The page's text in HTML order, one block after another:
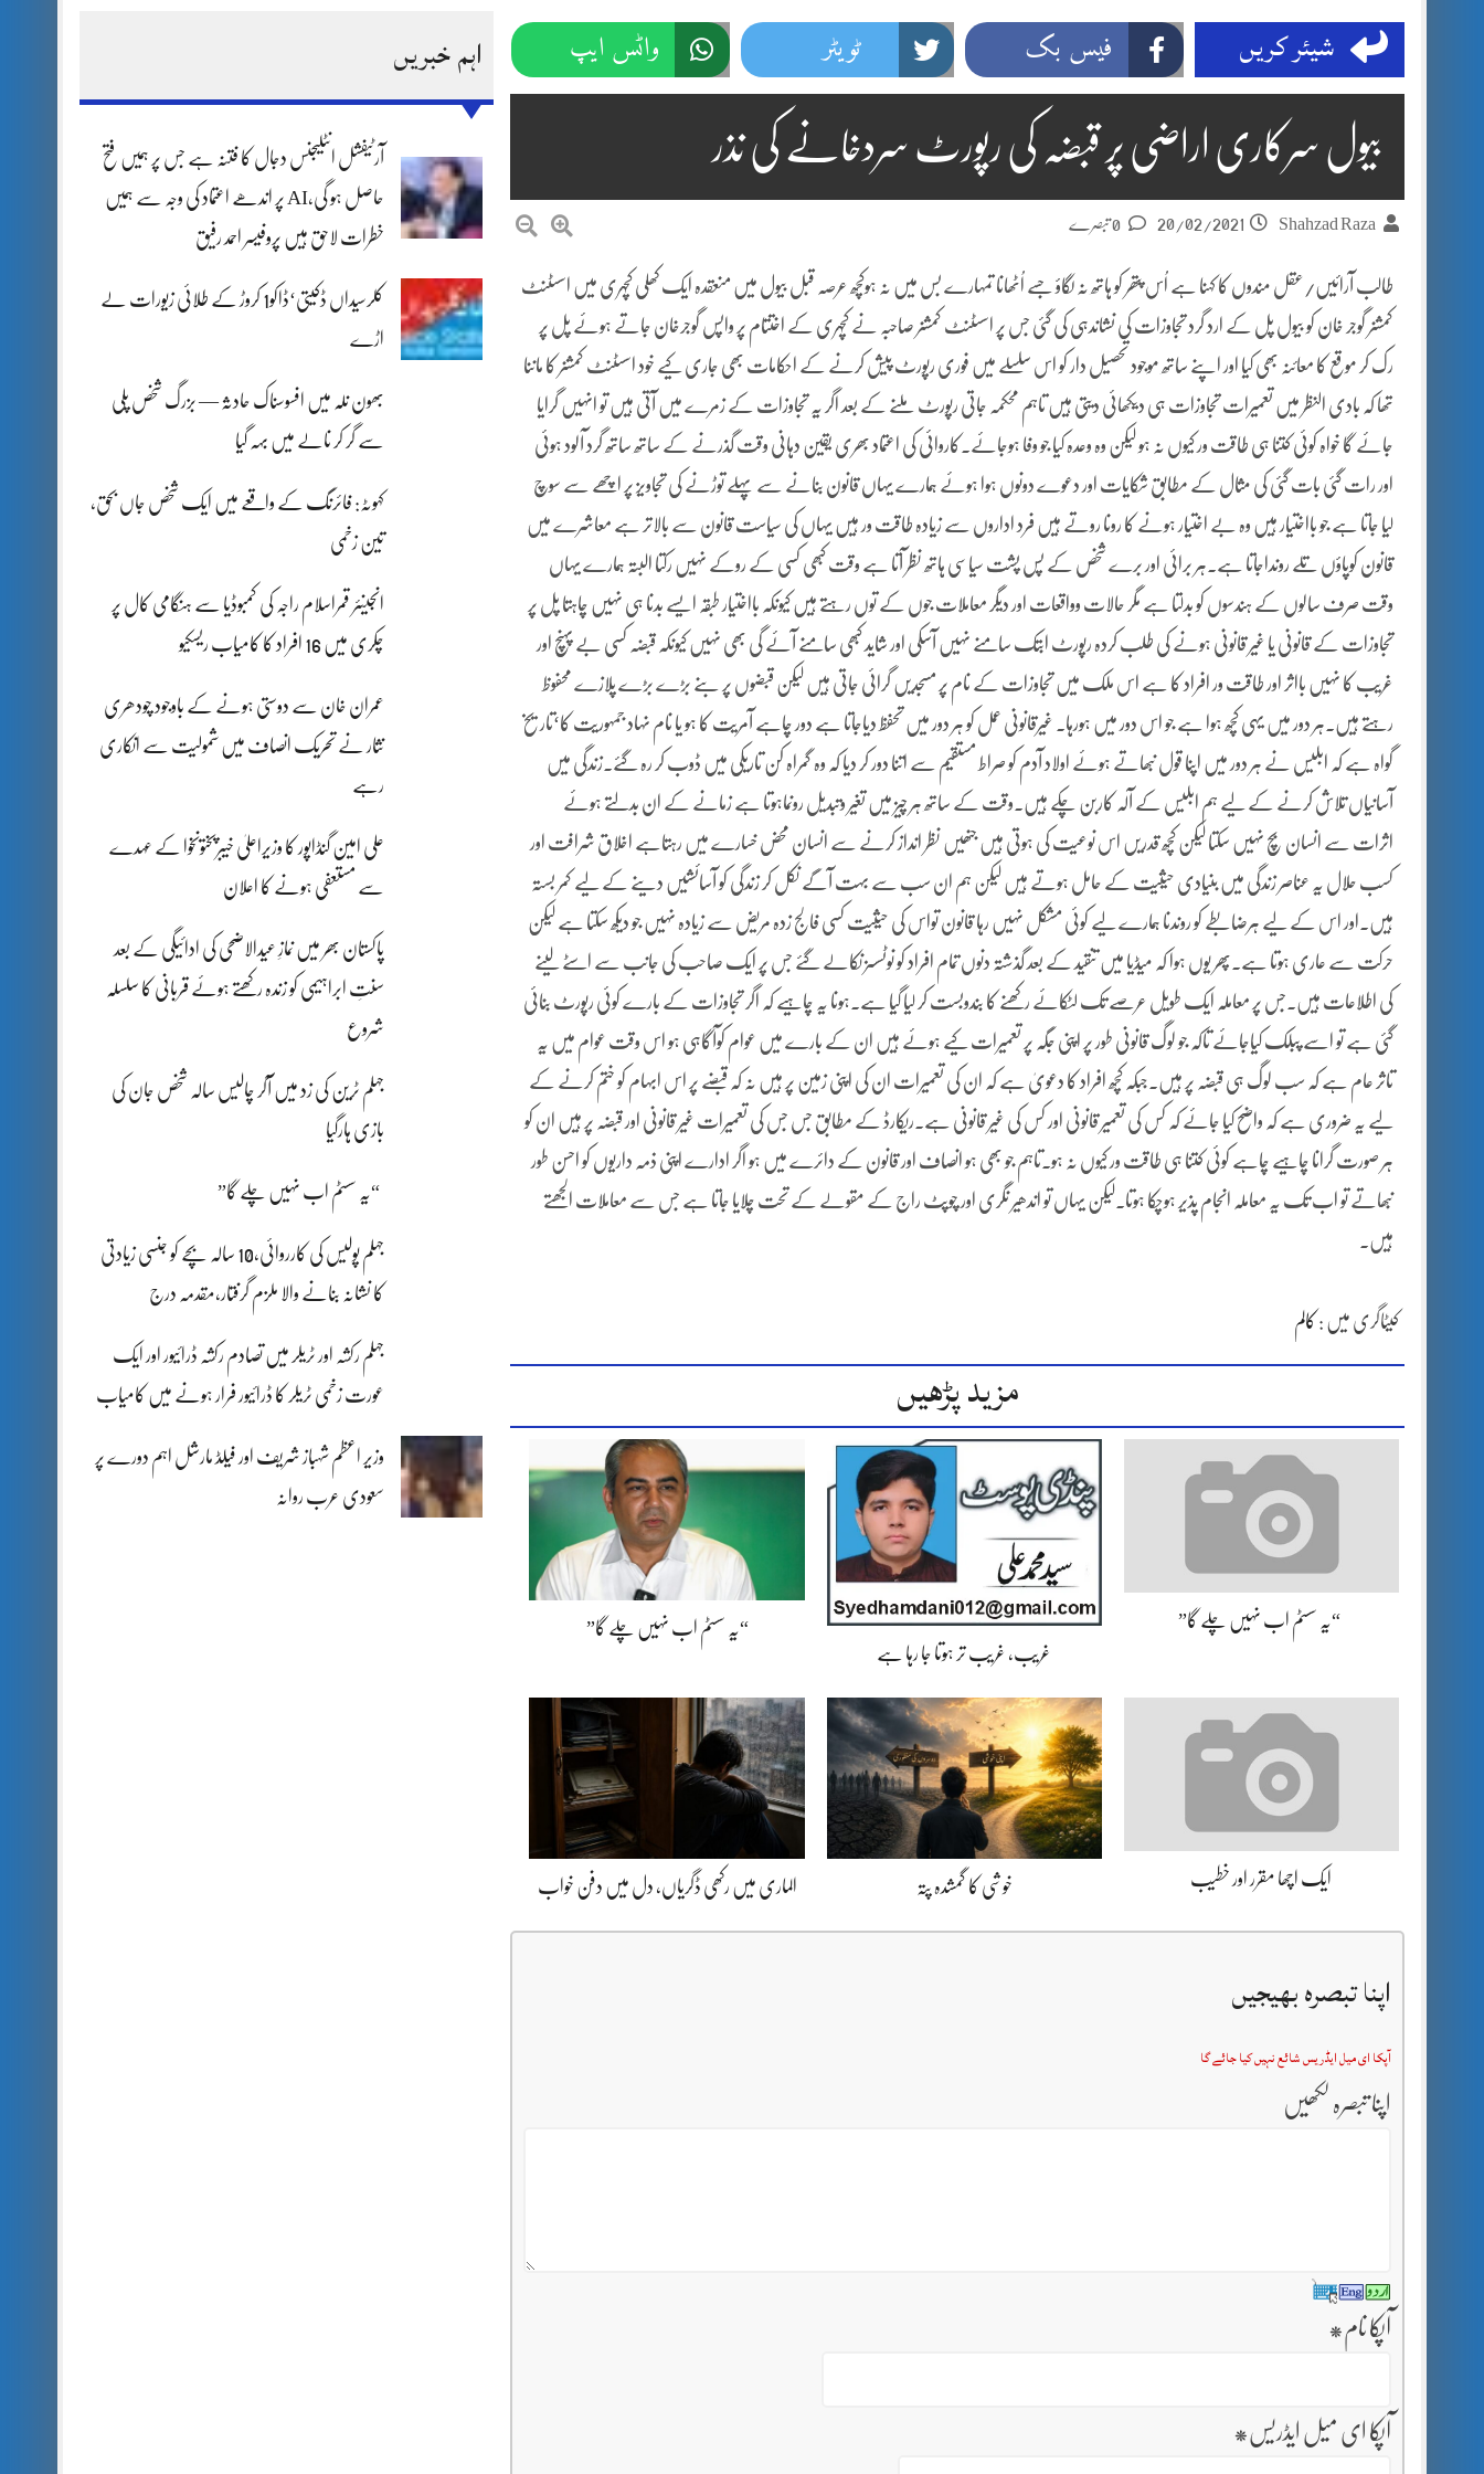
اہم خبریں
آرٹیفشل انٹلیجنس دجال کا فتنہ ہے جس پر ہمیں فتح
حاصل ہو گی،AI پر اندھے اعتماد کی وجہ سے ہمیں
خطرات لاحق ہیں پروفیسر احمد رفیق
کلرسیداں ڈکیتی‘ڈاکو1 کروڑ کے طلائی زیورات لے
اڑے
بھون نلہ میں افسوسناک حادثہ — بزرگ شخص پلی
سے گر کر نالے میں بہہ گیا
کہوٹہ: فائرنگ کے واقعے میں ایک شخص جاں بحق،
تین زخمی
انجینئر قمراسلام راجہ کی کمبوڈیا سے ہنگامی کال پر
چکری میں 16 افراد کا کامیاب ریسکیو
عمران خان سے دوستی ہونے کے باوجود چودھری
نثار نے تحریک انصاف میں شمولیت سے انکاری
رہے
علی امین گنڈاپور کا وزیراعلیٰ خیبرپختونخوا کے عہدے
سے مستعفی ہونے کا اعلان
پاکستان بھر میں نمازِ عیدالاضحی کی ادائیگی کے بعد
سنتِ ابراہیمی کو زندہ رکھتے ہوئے قربانی کا سلسلہ
شروع
جہلم ٹرین کی زد میں آکر چالیس سالہ شخص جان کی
بازی ہارگیا
“یہ سسٹم اب نہیں چلے گا”
جہلم پولیس کی کارروائی،10 سالہ بچے کو جنسی زیادتی
کا نشانہ بنانے والا ملزم گرفتار،مقدمہ درج
جہلم رکشہ اور ٹریلر میں تصادم رکشہ ڈرائیور اور ایک
عورت زخمی ٹریلر کا ڈرائیور فرار ہونے میں کامیاب
وزیر اعظم شہباز شریف اور فیلڈ مارشل اہم دورے پر
سعودی عرب روانہ
شیئر کریں فیس بک ٹویٹر واٹس ایپ
بیول سرکاری اراضی پر قبضہ کی رپورٹ سردخانے کی نذر
Shahzad Raza
20/02/2021
طالب آرائیں/عقل مندوں کا کہنا ہے اُس پتھر کو ہاتھ نہ لگاؤ جسے اُٹھانا تمہارے بس میں نہ ہوکچھ عرصہ قبل بیول میں منعقدہ ایک کھلی کچہری میں اسسٹنٹ
کمشنر گوجر خان کو بیول پل کے ارد گرد تجاوزات کی نشاندہی کی گئی جس پر اسسٹنٹ کمشنر صاحبہ نے کچہری کے اختتام پر واپس گوجرخان جاتے ہوئے پل پر
رک کر موقع کا معائنہ بھی کیا اور اپنے ساتھ موجود تحصیل دار کو اس سلسلے میں فوری رپورٹ پیش کرنے کے احکامات بھی جاری کیے خود اسسٹنٹ کمشنر کا ماننا
تھا کہ بادی النظر میں تعمیرات تجاوزات ہی دیکھائی دیتی ہیں تاہم محکمہ جاتی رپورٹ ملنے کے بعد اگر یہ تجاوزات کے زمرے میں آتی ہیں تو انہیں گرایا
جائے گا خواہ کوئی کتنا ہی طاقت ور کیوں نہ ہو لیکن وہ وعدہ کیا جو وفا ہوجائے۔کاروائی کی اعتماد بھری یقین دہانی وقت گذرنے کے ساتھ ساتھ گرد آلود ہوئی
اور رات گئی بات گئی کی مثال کے مطابق شکایات اور دعوے دونوں ہوا ہوئے ہمارے یہاں قانون بنانے سے پہلے توڑنے کی تجاویز پر اچھے سے سوچ
لیا جاتا ہے جو بااختیار ہیں وہ بے اختیار ہونے کا رونا روتے ہیں فرد اداروں سے زیادہ طاقت ور ہیں یہاں کی سیاست قانون سے بالاتر ہے معاشرے میں
قانون کوپاؤں تلے رونداجاتا ہے۔ہر برائی اور برے شخص کے پس پشت سیاسی ہاتھ نظر آتا ہے وقت کبھی کسی کے روکے نہیں رکتا البتہ ہمارے یہاں
وقت صرف سالوں کے ہندسوں کو بدلتا ہے مگر حالات وواقعات اور دیگر معاملات جوں کے توں رہتے ہیں کیونکہ بااختیار طبقہ ایسے بدنا ہی نہیں چاہتا پل پر
تجاوزات کے قانونی یا غیر قانونی ہونے کی طلب کردہ رپورٹ ابتک سامنے نہیں آسکی اور شاید کبھی سامنے آئے گی بھی نہیں کیونکہ قبضہ کسی بے پہنچ اور
غریب کا نہیں بااثر اور طاقت ور افراد کا ہے اس ملک میں تجاوزات کے نام پر مسجدیں گرائی جاتی ہیں لیکن قبضوں پر بنے بڑے بڑے پلازے محفوظ
رہتے ہیں۔ہر دور میں یہی کچھ ہوا ہے جو اس دور میں ہورہا۔ غیرقانونی عمل کو ہر دور میں تحفظ دیاجاتا ہے دور چاہے آمریت کا ہو یا نام نہاد جمہوریت کا‘تاریخ
گواہ ہے کہ ابلیس نے ہر دور میں اپنا قول نبھاتے ہوئے اولاد آدم کو صراط مستقیم سے اتنا دور کر دیا کہ وہ گمراہ کن تاریکی میں ڈوب کر رہ گئے۔زندگی میں
آسانیاں تلاش کرنے کے لیے ہم ابلیس کے آلہ کاربن چکے ہیں۔وقت کے ساتھ ہر چیز میں تغیر وتبدیل رونماہوتا ہے زمانے کے ان بدلتے ہوئے
اثرات سے انسان بچ نہیں سکتا لیکن کچھ قدریں اس نوعیت کی ہوتی ہیں جنھیں نظر انداز کرنے سے انسان محض خسارے میں رہتاہے اخلاق شرافت اور
کسب حلال یہ عناصر زندگی میں بنیادی حیثیت کے حامل ہوتے ہیں لیکن ہم ان سب سے بہت آگے نکل کر زندگی کو آسائشیں دینے کے لیے کمر بستہ
ہیں۔اور اس کے لیے ہرضابطے کو روندنا ہمارے لیے کوئی مشکل نہیں رہا قانون تواس کی حیثیت کسی فالج زدہ مریض سے زیادہ نہیں جو دیکھ سکتا ہے لیکن
حرکت سے عاری ہوتا ہے۔پھر یوں ہوا کہ میڈیا میں تنقید کے بعد گذشتہ دنوں تمام افراد کو نوٹسسز نکالے گئے جس پر ایک صاحب کی جانب سے اسٹے لینے
کی اطلاعات ہیں۔جس پر معاملہ ایک طویل عرصے تک لٹکائے رکھنے کا بندوبست کر لیا گیا ہے۔ہونا یہ چاہیے کہ اگر تجاوزات کے بارے کوئی رپورٹ بنائی
گئی ہے تو اسے پبلک کیاجائے تاکہ جو لوگ قانونی طور پر اپنی جگہ پر تعمیرات کیے ہوئے ہیں ان کے بارے میں عوام کوآگاہی ہو اس وقت عوام میں یہ
تاثر عام ہے کہ سب لوگ ہی قبضہ پر ہیں۔جبکہ کچھ افراد کا دعویٰ ہے کہ ان کی تعمیرات ان کی اپنی زمین پر ہیں نہ کہ قبضے پر اس ابہام کو ختم کرنے کے
لیے یہ ضروری ہے کہ واضح کیا جائے کہ کس کی تعمیر قانونی اور کس کی غیر قانونی ہے۔ریکارڈ کے مطابق جس جس کی تعمیرات غیر قانونی اور قبضہ پر ہیں ان کو
ہر صورت گرانا چاہیے چاہے کوئی کتنا ہی طاقت ور کیوں نہ ہو۔تاہم جو بھی ہو انصاف اور قانون کے دائرے میں ہو اگر ادارے اپنی ذمہ داریوں کو احسن طور
نبھاتے تو اب تک یہ معاملہ انجام پذیر ہوچکا ہوتا۔لیکن یہاں تو اندھیر نگری اور چوپٹ راج کے مقولے کے تحت چلایا جاتا ہے جس سے معاملات الجھتے
ہیں۔
کیٹاگری میں : کالم
مزید پڑھیں
“یہ سسٹم اب نہیں چلے گا”
غریب، غریب تر ہوتا جا رہا ہے
“یہ سسٹم اب نہیں چلے گا”
ایک اچھا مقرر اور خطیب خوشی کا گمشدہ پتہ الماری میں رکھی ڈگریاں، دل میں دفن خواب
اپنا تبصرہ بھیجیں
آپکا ای میل ایڈریس شائع نہیں کیا جائے گا
اپنا تبصرہ لکھیں
آپکا نام *
آپکا ای میل ایڈریس *